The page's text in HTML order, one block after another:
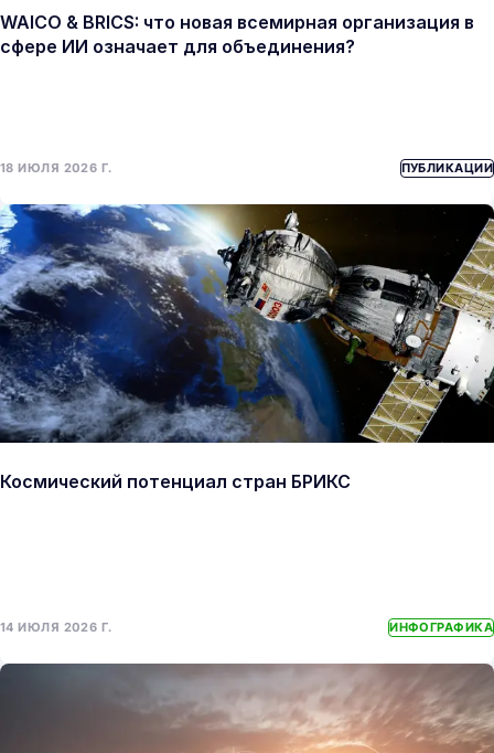
WAICO & BRICS: что новая всемирная организация в
сфере ИИ означает для объединения?
18 ИЮЛЯ 2026 Г. ПУБЛИКАЦИИ
Космический потенциал стран БРИКС
14 ИЮЛЯ 2026 Г. ИНФОГРАФИКА